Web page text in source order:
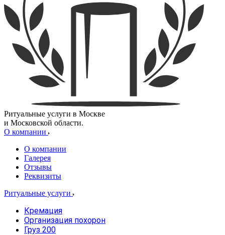
Ритуальные услуги в Москве
и Московской области.
О компании
О компании
Галерея
Отзывы
Реквизиты
Ритуальные услуги
Кремация
Организация похорон
Груз 200